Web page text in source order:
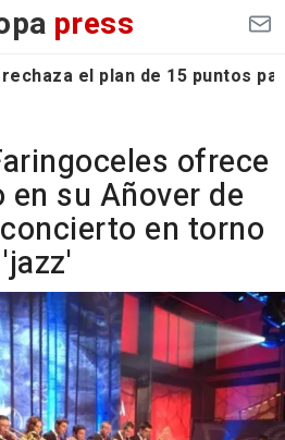
press
el plan de 15 puntos
ofrece
su Añover de
en torno